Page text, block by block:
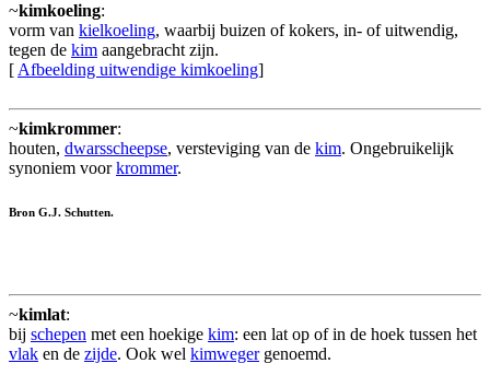
~kimkoeling:
vorm van kielkoeling, waarbij buizen of kokers, in- of uitwendig,
tegen de kim aangebracht zijn.
[Afbeelding uitwendige kimkoeling]
~kimkrommer:
houten, dwarsscheepse, versteviging van de kim. Ongebruikelijk
synoniem voorkrommer.
Bron G.J. Schutten.
~kimlat:
bij schepen met een hoekige kim: een lat op of in de hoek tussen het
vlak en de zijde. Ook wel kimwegergenoemd.